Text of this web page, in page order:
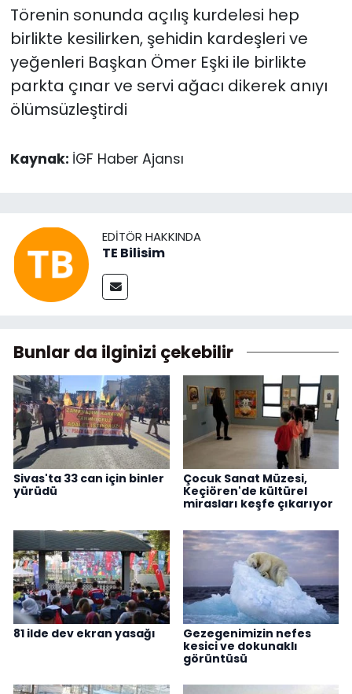
Törenin sonunda açılış kurdelesi hep
birlikte kesilirken, şehidin kardeşleri ve
yeğenleri Başkan Ömer Eşki ile birlikte
parkta çınar ve servi ağacı dikerek anıyı
ölümsüzleştirdi
Kaynak: İGF Haber Ajansı
EDITÖR HAKKINDA
TE Bilisim
Bunlar da ilginizi çekebilir
Sivas'ta 33 can için binler
yürüdü
Çocuk Sanat Müzesi,
Keçiören'de kültürel
mirasları keşfe çıkarıyor
81 ilde dev ekran yasağı
Gezegenimizin nefes
kesici ve dokunaklı
görüntüsü